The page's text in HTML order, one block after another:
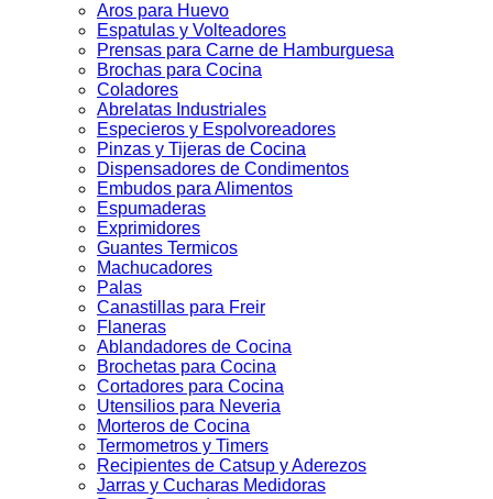
Aros para Huevo
Espatulas y Volteadores
Prensas para Carne de Hamburguesa
Brochas para Cocina
Coladores
Abrelatas Industriales
Especieros y Espolvoreadores
Pinzas y Tijeras de Cocina
Dispensadores de Condimentos
Embudos para Alimentos
Espumaderas
Exprimidores
Guantes Termicos
Machucadores
Palas
Canastillas para Freir
Flaneras
Ablandadores de Cocina
Brochetas para Cocina
Cortadores para Cocina
Utensilios para Neveria
Morteros de Cocina
Termometros y Timers
Recipientes de Catsup y Aderezos
Jarras y Cucharas Medidoras